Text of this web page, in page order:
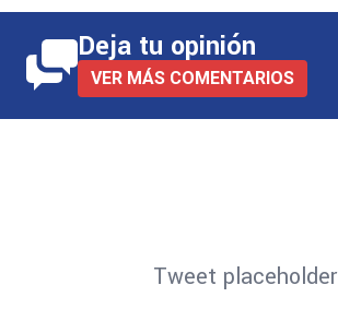
Deja tu opinión
VER MÁS COMENTARIOS
Tweet placeholder